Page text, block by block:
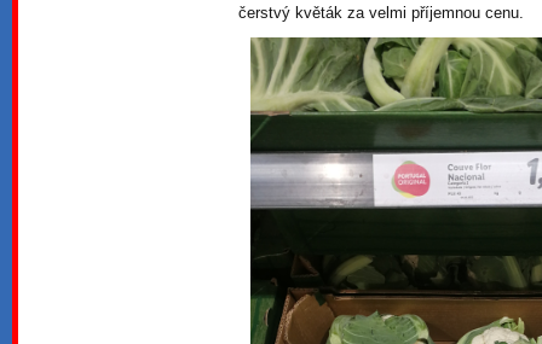
čerstvý květák za velmi příjemnou cenu.